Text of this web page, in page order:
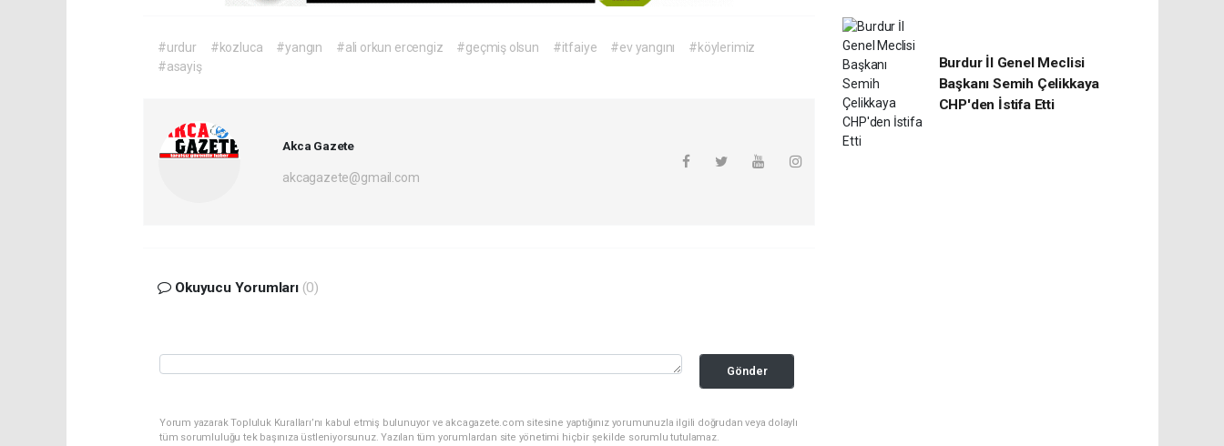
#urdur #kozluca #yangın #ali orkun ercengiz #geçmiş olsun #itfaiye #ev yangını
#köylerimiz
#asayiş
Akca Gazete
akcagazete@gmail.com
Okuyucu Yorumları (0)
Gönder
Yorum yazarak Topluluk Kuralları’nı kabul etmiş bulunuyor ve akcagazete.com sitesine yaptığınız yorumunuzla ilgili doğrudan veya dolaylı
tüm sorumluluğu tek başınıza üstleniyorsunuz. Yazılan tüm yorumlardan site yönetimi hiçbir şekilde sorumlu tutulamaz.
Burdur İl Genel Meclisi
Başkanı Semih Çelikkaya
CHP'den İstifa Etti